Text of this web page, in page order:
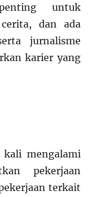
untuk
dan ada
jurnalisme
karier yang
mengalami
pekerjaan
terkait